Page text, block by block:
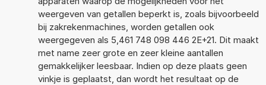
weergeven van getallen beperkt is, zoals bijvoorbeeld
bij zakrekenmachines, worden getallen ook
weergegeven als 5,461 748 098 446 2E+21. Dit maakt
met name zeer grote en zeer kleine aantallen
gemakkelijker leesbaar. Indien op deze plaats geen
vinkje is geplaatst, dan wordt het resultaat op de